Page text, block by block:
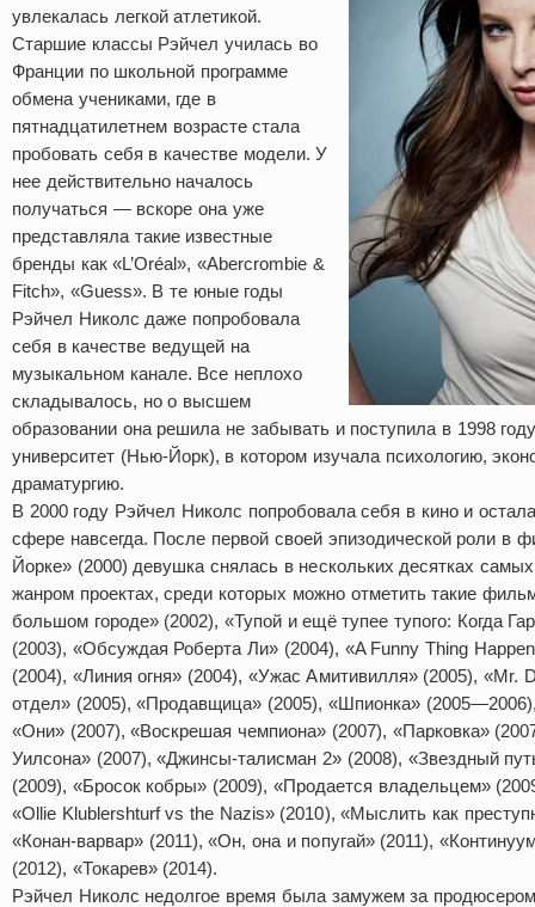
увлекалась легкой атлетикой.
Старшие классы Рэйчел училась во
Франции по школьной программе
обмена учениками, где в
пятнадцатилетнем возрасте стала
пробовать себя в качестве модели. У
нее действительно началось
получаться — вскоре она уже
представляла такие известные
бренды как «L’Oréal», «Abercrombie &
Fitch», «Guess». В те юные годы
Рэйчел Николс даже попробовала
себя в качестве ведущей на
музыкальном канале. Все неплохо
складывалось, но о высшем
образовании она решила не забывать и поступила в 1998
университет (Нью-Йорк), в котором изучала психологию,
драматургию.
В 2000 году Рэйчел Николс попробовала себя в кино и
сфере навсегда. После первой своей эпизодической роли в
Йорке» (2000) девушка снялась в нескольких десятках
жанром проектах, среди которых можно отметить такие
большом городе» (2002), «Тупой и ещё тупее тупого: Когда
(2003), «Обсуждая Роберта Ли» (2004), «A Funny Thing
(2004), «Линия огня» (2004), «Ужас Амитивилля» (2005), «Mr.
отдел» (2005), «Продавщица» (2005), «Шпионка»
«Они» (2007), «Воскрешая чемпиона» (2007), «Парковка»
Уилсона» (2007), «Джинсы-талисман 2» (2008), «Звездный
(2009), «Бросок кобры» (2009), «Продается владельцем»
«Ollie Klublershturf vs the Nazis» (2010), «Мыслить как
«Конан-варвар» (2011), «Он, она и попугай» (2011),
(2012), «Токарев» (2014).
Рэйчел Николс недолгое время была замужем за